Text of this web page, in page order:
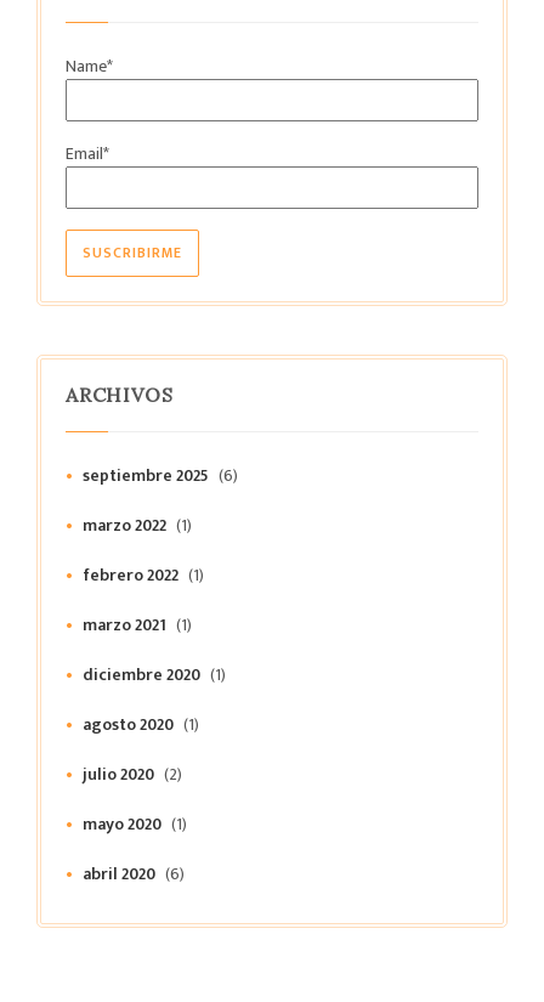
Name*
Email*
ARCHIVOS
septiembre 2025 (6)
marzo 2022 (1)
febrero 2022 (1)
marzo 2021 (1)
diciembre 2020 (1)
agosto 2020 (1)
julio 2020 (2)
mayo 2020 (1)
abril 2020 (6)